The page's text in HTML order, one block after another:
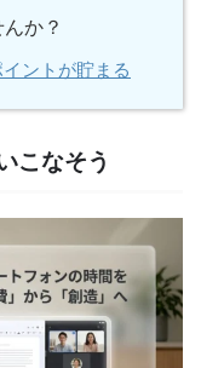
か？
ントが貯まる
こなそう